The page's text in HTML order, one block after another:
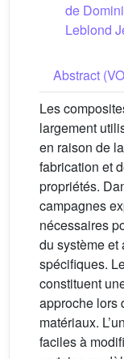
de
Leblond
Abstract
Les
largement
en raison de
fabrication et
propriétés.
campagnes
nécessaires
du système et
spécifiques.
constituent
approche lors
matériaux.
faciles à